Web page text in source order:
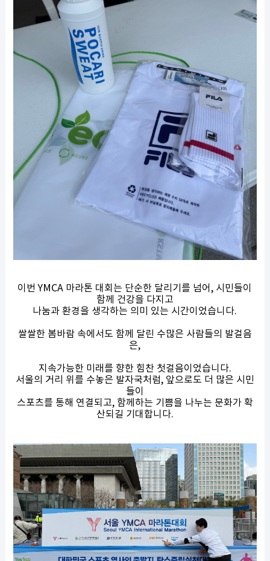
이번 YMCA 마라톤 대회는 단순한 달리기를 넘어, 시민들이
함께 건강을 다지고
나눔과 환경을 생각하는 의미 있는 시간이었습니다.
쌀쌀한 봄바람 속에서도 함께 달린 수많은 사람들의 발걸음
은,
지속가능한 미래를 향한 힘찬 첫걸음이었습니다.
서울의 거리 위를 수놓은 발자국처럼, 앞으로도 더 많은 시민
들이
스포츠를 통해 연결되고, 함께하는 기쁨을 나누는 문화가 확
산되길 기대합니다.